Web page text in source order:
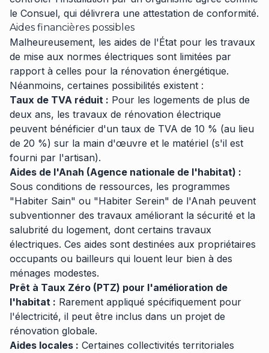
le Consuel, qui délivrera une attestation de conformité.
Aides financières possibles
Malheureusement, les aides de l'État pour les travaux
de mise aux normes électriques sont limitées par
rapport à celles pour la rénovation énergétique.
Néanmoins, certaines possibilités existent :
Taux de TVA réduit : Pour les logements de plus de
deux ans, les travaux de rénovation électrique
peuvent bénéficier d'un taux de TVA de 10 % (au lieu
de 20 %) sur la main d'œuvre et le matériel (s'il est
fourni par l'artisan).
Aides de l'Anah (Agence nationale de l'habitat) :
Sous conditions de ressources, les programmes
"Habiter Sain" ou "Habiter Serein" de l'Anah peuvent
subventionner des travaux améliorant la sécurité et la
salubrité du logement, dont certains travaux
électriques. Ces aides sont destinées aux propriétaires
occupants ou bailleurs qui louent leur bien à des
ménages modestes.
Prêt à Taux Zéro (PTZ) pour l'amélioration de
l'habitat : Rarement appliqué spécifiquement pour
l'électricité, il peut être inclus dans un projet de
rénovation globale.
Aides locales : Certaines collectivités territoriales